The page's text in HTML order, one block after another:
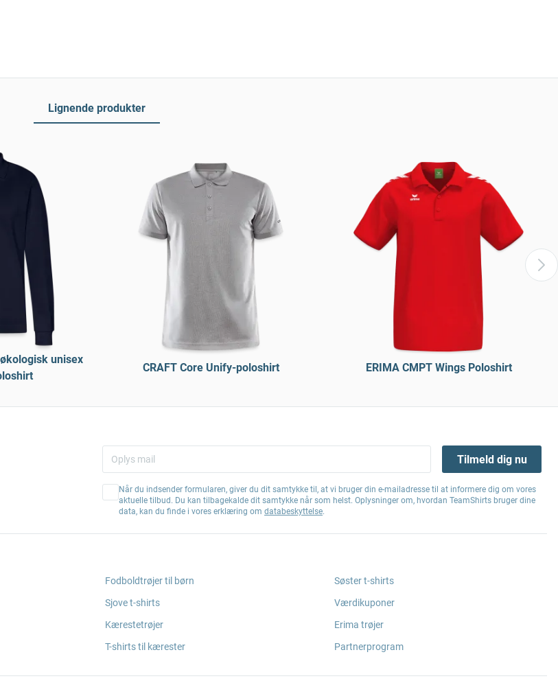
Lignende produkter
unisex
CRAFT Core Unify-poloshirt ERIMA CMPT Wings Poloshirt
Tilmeld dig nu
Når du indsender formularen, giver du dit samtykke til, at vi bruger din e-mailadresse til at informere dig om vores
aktuelle tilbud. Du kan tilbagekalde dit samtykke når som helst. Oplysninger om, hvordan TeamShirts bruger dine
data, kan du finde i vores erklæring om databeskyttelse.
Fodboldtrøjer til børn
Sjove t-shirts
Kærestetrøjer
T-shirts til kærester
Søster t-shirts
Værdikuponer
Erima trøjer
Partnerprogram